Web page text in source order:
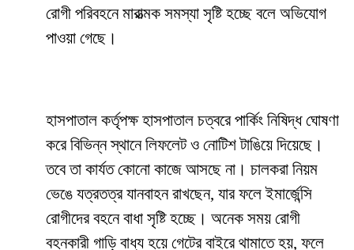
রোগী পরিবহনে মারাত্মক সমস্যা সৃষ্টি হচ্ছে বলে অভিযোগ
পাওয়া গেছে।
হাসপাতাল কর্তৃপক্ষ হাসপাতাল চত্বরে পার্কিং নিষিদ্ধ ঘোষণা
করে বিভিন্ন স্থানে লিফলেট ও নোটিশ টাঙিয়ে দিয়েছে।
তবে তা কার্যত কোনো কাজে আসছে না। চালকরা নিয়ম
ভেঙে যত্রতত্র যানবাহন রাখছেন, যার ফলে ইমার্জেন্সি
রোগীদের বহনে বাধা সৃষ্টি হচ্ছে। অনেক সময় রোগী
বহনকারী গাড়ি বাধ্য হয়ে গেটের বাইরে থামাতে হয়, ফলে